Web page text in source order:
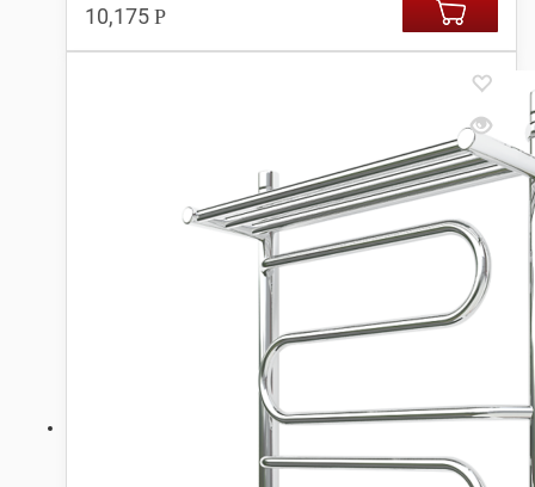
10,175 Р